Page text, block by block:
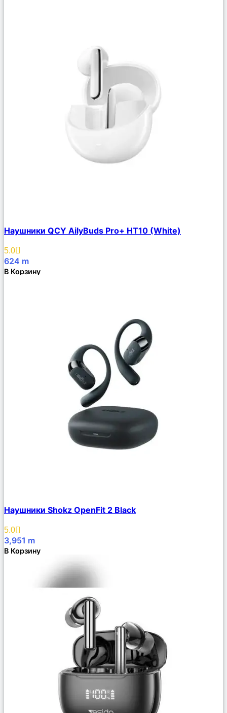
Описание
Избранное
Наушники QCY AilyBuds Pro+ HT10 (White)
5.0
624 m
В Корзину
Описание
Избранное
Наушники Shokz OpenFit 2 Black
5.0
3,951 m
В Корзину